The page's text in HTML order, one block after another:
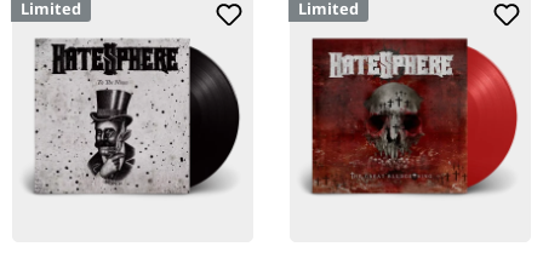
Limited Limited